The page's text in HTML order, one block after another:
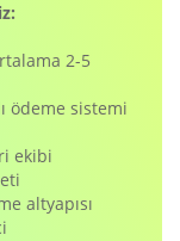
2-5
ödeme sistemi
ekibi
altyapısı